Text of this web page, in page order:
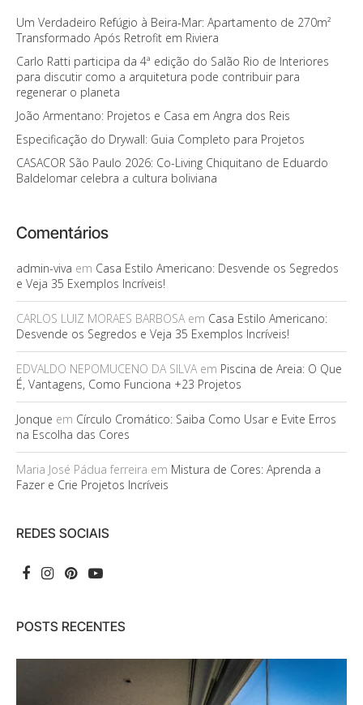
Um Verdadeiro Refúgio à Beira-Mar: Apartamento de 270m²
Transformado Após Retrofit em Riviera
Carlo Ratti participa da 4ª edição do Salão Rio de Interiores
para discutir como a arquitetura pode contribuir para
regenerar o planeta
João Armentano: Projetos e Casa em Angra dos Reis
Especificação do Drywall: Guia Completo para Projetos
CASACOR São Paulo 2026: Co-Living Chiquitano de Eduardo
Baldelomar celebra a cultura boliviana
Comentários
admin-viva em Casa Estilo Americano: Desvende os Segredos
e Veja 35 Exemplos Incríveis!
CARLOS LUIZ MORAES BARBOSAem Casa Estilo Americano:
Desvende os Segredos e Veja 35 Exemplos Incríveis!
EDVALDO NEPOMUCENO DA SILVAem Piscina de Areia: O Que
É, Vantagens, Como Funciona +23 Projetos
Jonque em Círculo Cromático: Saiba Como Usar e Evite Erros
na Escolha das Cores
Maria José Pádua ferreira em Mistura de Cores: Aprenda a
Fazer e Crie Projetos Incríveis
REDES SOCIAIS
POSTS RECENTES